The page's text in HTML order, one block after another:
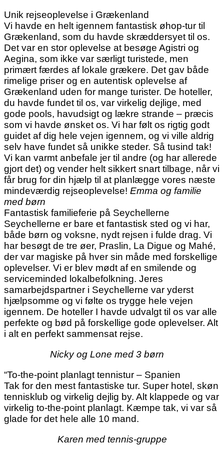
Unik rejseoplevelse i Grækenland
Vi havde en helt igennem fantastisk øhop-tur til
Grækenland, som du havde skræddersyet til os.
Det var en stor oplevelse at besøge Agistri og
Aegina, som ikke var særligt turistede, men
primært færdes af lokale grækere. Det gav både
rimelige priser og en autentisk oplevelse af
Grækenland uden for mange turister. De hoteller,
du havde fundet til os, var virkelig dejlige, med
gode pools, havudsigt og lækre strande – præcis
som vi havde ønsket os. Vi har følt os rigtig godt
guidet af dig hele vejen igennem, og vi ville aldrig
selv have fundet så unikke steder. Så tusind tak!
Vi kan varmt anbefale jer til andre (og har allerede
gjort det) og vender helt sikkert snart tilbage, når vi
får brug for din hjælp til at planlægge vores næste
mindeværdig rejseoplevelse! Emma og familie
med børn
Fantastisk familieferie på Seychellerne
Seychellerne er bare et fantastisk sted og vi har,
både børn og voksne, nydt rejsen i fulde drag. Vi
har besøgt de tre øer, Praslin, La Digue og Mahé,
der var magiske på hver sin måde med forskellige
oplevelser. Vi er blev mødt af en smilende og
serviceminded lokalbefolkning. Jeres
samarbejdspartner i Seychellerne var yderst
hjælpsomme og vi følte os trygge hele vejen
igennem. De hoteller I havde udvalgt til os var alle
perfekte og bød på forskellige gode oplevelser. Alt
i alt en perfekt sammensat rejse.
Nicky og Lone med 3 børn
“To-the-point planlagt tennistur – Spanien
Tak for den mest fantastiske tur. Super hotel, skøn
tennisklub og virkelig dejlig by. Alt klappede og var
virkelig to-the-point planlagt. Kæmpe tak, vi var så
glade for det hele alle 10 mand.
Karen med tennis-gruppe